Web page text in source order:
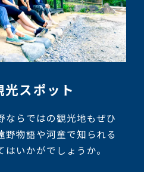
スポット
ならではの観光地もぜひ
野物語や河童で知られる
いかがでしょうか。